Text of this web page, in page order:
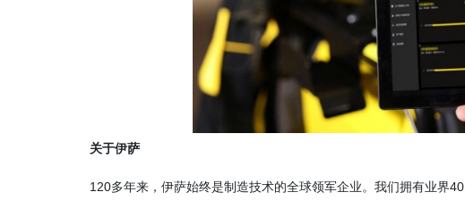
关于伊萨
120多年来，伊萨始终是制造技术的全球领军企业。我们拥有业界